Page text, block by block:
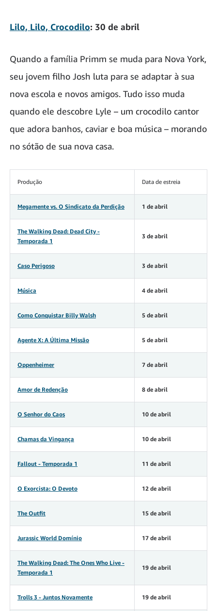
Lilo, Lilo, Crocodilo: 30 de abril
Quando a família Primm se muda para Nova York,
seu jovem filho Josh luta para se adaptar à sua
nova escola e novos amigos. Tudo isso muda
quando ele descobre Lyle – um crocodilo cantor
que adora banhos, caviar e boa música – morando
no sótão de sua nova casa.
Produção Data de estreia
Megamente vs. O Sindicato da Perdição 1 de abril
The Walking Dead: Dead City -
Temporada 1
3 de abril
Caso Perigoso 3 de abril
Música 4 de abril
Como Conquistar Billy Walsh 5 de abril
Agente X: A Última Missão 5 de abril
Oppenheimer 7 de abril
Amor de Redenção 8 de abril
O Senhor do Caos 10 de abril
Chamas da Vingança 10 de abril
Fallout - Temporada 1 11 de abril
O Exorcista: O Devoto 12 de abril
The Outfit 15 de abril
Jurassic World Domínio 17 de abril
The Walking Dead: The Ones Who Live -
Temporada 1
19 de abril
Trolls 3 - Juntos Novamente 19 de abril